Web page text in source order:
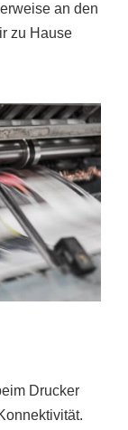
an den
zu Hause
Drucker